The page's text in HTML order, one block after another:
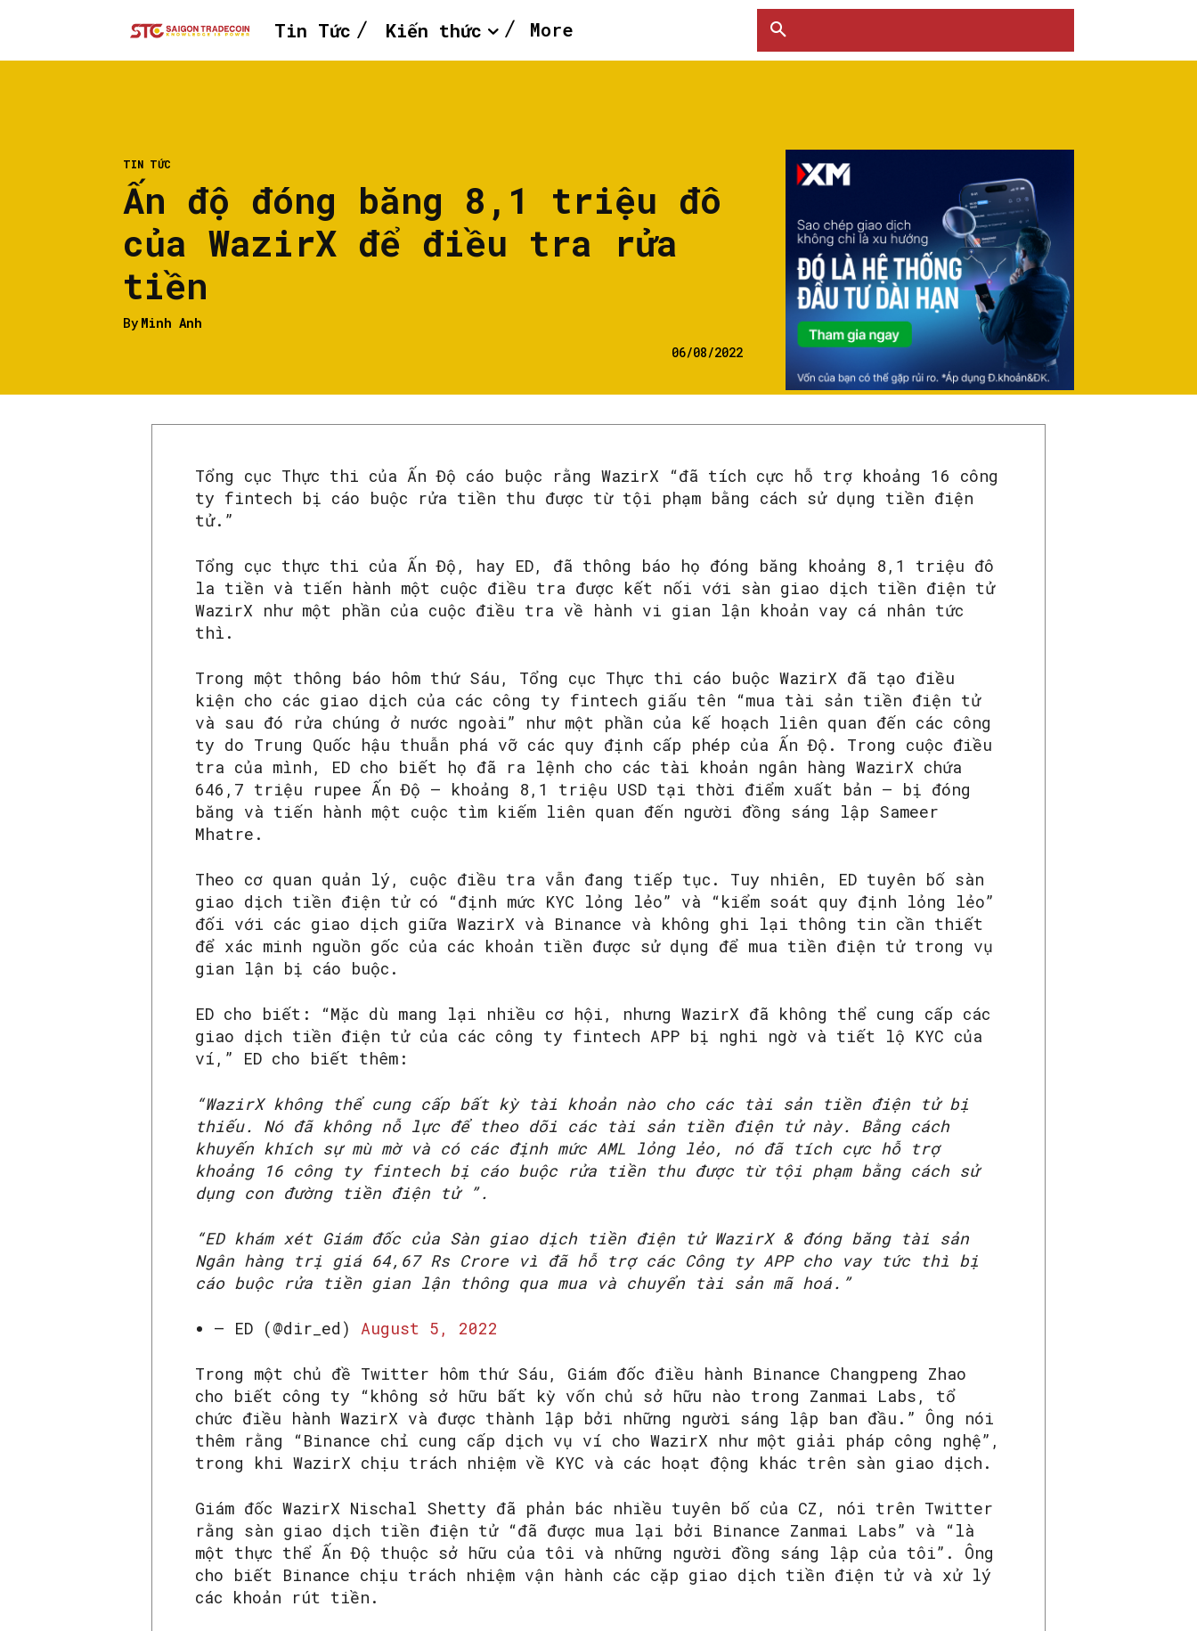
SEARCH...
Tin Tức Kiến thức More
TIN TỨC
Ấn độ đóng băng 8,1 triệu đô
của WazirX để điều tra rửa
tiền
By Minh Anh
06/08/2022
Tổng cục Thực thi của Ấn Độ cáo buộc rằng WazirX “đã tích cực hỗ trợ khoảng 16 công
ty fintech bị cáo buộc rửa tiền thu được từ tội phạm bằng cách sử dụng tiền điện
tử.”
Tổng cục thực thi của Ấn Độ, hay ED, đã thông báo họ đóng băng khoảng 8,1 triệu đô
la tiền và tiến hành một cuộc điều tra được kết nối với sàn giao dịch tiền điện tử
WazirX như một phần của cuộc điều tra về hành vi gian lận khoản vay cá nhân tức
thì.
Trong một thông báo hôm thứ Sáu, Tổng cục Thực thi cáo buộc WazirX đã tạo điều
kiện cho các giao dịch của các công ty fintech giấu tên “mua tài sản tiền điện tử
và sau đó rửa chúng ở nước ngoài” như một phần của kế hoạch liên quan đến các công
ty do Trung Quốc hậu thuẫn phá vỡ các quy định cấp phép của Ấn Độ. Trong cuộc điều
tra của mình, ED cho biết họ đã ra lệnh cho các tài khoản ngân hàng WazirX chứa
646,7 triệu rupee Ấn Độ – khoảng 8,1 triệu USD tại thời điểm xuất bản – bị đóng
băng và tiến hành một cuộc tìm kiếm liên quan đến người đồng sáng lập Sameer
Mhatre.
Theo cơ quan quản lý, cuộc điều tra vẫn đang tiếp tục. Tuy nhiên, ED tuyên bố sàn
giao dịch tiền điện tử có “định mức KYC lỏng lẻo” và “kiểm soát quy định lỏng lẻo”
đối với các giao dịch giữa WazirX và Binance và không ghi lại thông tin cần thiết
để xác minh nguồn gốc của các khoản tiền được sử dụng để mua tiền điện tử trong vụ
gian lận bị cáo buộc.
ED cho biết: “Mặc dù mang lại nhiều cơ hội, nhưng WazirX đã không thể cung cấp các
giao dịch tiền điện tử của các công ty fintech APP bị nghi ngờ và tiết lộ KYC của
ví,” ED cho biết thêm:
“WazirX không thể cung cấp bất kỳ tài khoản nào cho các tài sản tiền điện tử bị
thiếu. Nó đã không nỗ lực để theo dõi các tài sản tiền điện tử này. Bằng cách
khuyến khích sự mù mờ và có các định mức AML lỏng lẻo, nó đã tích cực hỗ trợ
khoảng 16 công ty fintech bị cáo buộc rửa tiền thu được từ tội phạm bằng cách sử
dụng con đường tiền điện tử ”.
“ED khám xét Giám đốc của Sàn giao dịch tiền điện tử WazirX & đóng băng tài sản
Ngân hàng trị giá 64,67 Rs Crore vì đã hỗ trợ các Công ty APP cho vay tức thì bị
cáo buộc rửa tiền gian lận thông qua mua và chuyển tài sản mã hoá.”
— ED (@dir_ed) August 5, 2022
Trong một chủ đề Twitter hôm thứ Sáu, Giám đốc điều hành Binance Changpeng Zhao
cho biết công ty “không sở hữu bất kỳ vốn chủ sở hữu nào trong Zanmai Labs, tổ
chức điều hành WazirX và được thành lập bởi những người sáng lập ban đầu.” Ông nói
thêm rằng “Binance chỉ cung cấp dịch vụ ví cho WazirX như một giải pháp công nghệ”,
trong khi WazirX chịu trách nhiệm về KYC và các hoạt động khác trên sàn giao dịch.
Giám đốc WazirX Nischal Shetty đã phản bác nhiều tuyên bố của CZ, nói trên Twitter
rằng sàn giao dịch tiền điện tử “đã được mua lại bởi Binance Zanmai Labs” và “là
một thực thể Ấn Độ thuộc sở hữu của tôi và những người đồng sáng lập của tôi”. Ông
cho biết Binance chịu trách nhiệm vận hành các cặp giao dịch tiền điện tử và xử lý
các khoản rút tiền.